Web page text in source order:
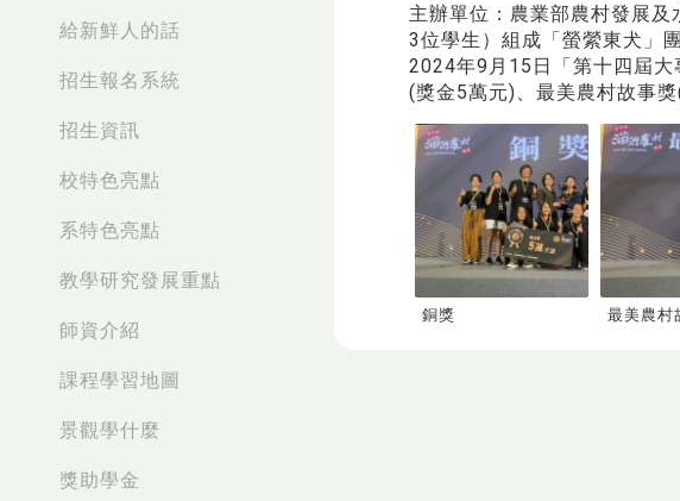
給新鮮人的話
招生報名系統
招生資訊
校特色亮點
系特色亮點
教學研究發展重點
師資介紹
課程學習地圖
景觀學什麼
獎助學金
主辦單位：農業部農村發展
3位學生）組成「螢縈東犬」
2024年9月15日「第十四屆
(獎金5萬元)、最美農村故事
銅獎 最美農村